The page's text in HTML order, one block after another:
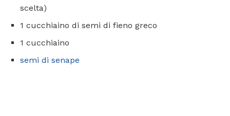
scelta)
1 cucchiaino di semi di fieno greco
1 cucchiaino
semi di senape